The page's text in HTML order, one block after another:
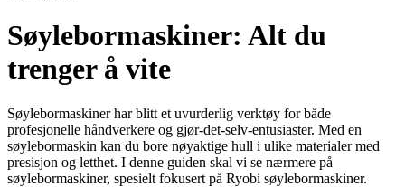
Søylebormaskiner: Alt du
trenger å vite
Søylebormaskiner har blitt et uvurderlig verktøy for både
profesjonelle håndverkere og gjør-det-selv-entusiaster. Med en
søylebormaskin kan du bore nøyaktige hull i ulike materialer med
presisjon og letthet. I denne guiden skal vi se nærmere på
søylebormaskiner, spesielt fokusert på Ryobi søylebormaskiner.